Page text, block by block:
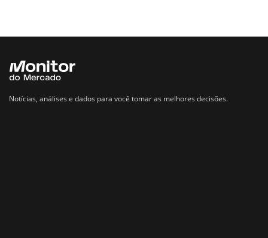
Notícias, análises e dados para você tomar as melhores decisões.